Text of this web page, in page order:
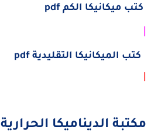
كتب ميكانيكا الكم pdf
|
كتب الميكانيكا التقليدية pdf
مكتبة الديناميكا الحرارية pdf